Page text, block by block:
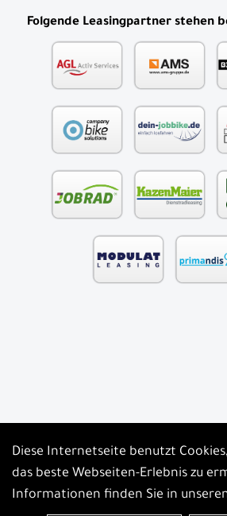
Folgende Leasingpartner stehen
Diese Internetseite benutzt
das beste Webseiten-Erlebnis zu
Informationen finden Sie in